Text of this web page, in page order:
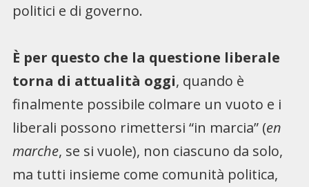
politici e di governo.
È per questo che la questione liberale
torna di attualità oggi, quando è
finalmente possibile colmare un vuoto e i
liberali possono rimettersi “in marcia” (en
marche, se si vuole), non ciascuno da solo,
ma tutti insieme come comunità politica,